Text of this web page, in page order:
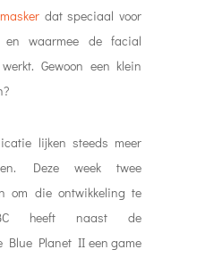
dat speciaal voor
waarmee de facial
Gewoon een klein
lijken steeds meer
Deze week twee
om die ontwikkeling te
heeft naast de
Blue Planet II een game